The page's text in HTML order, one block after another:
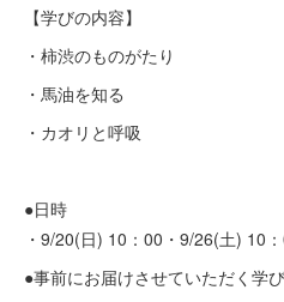
【学びの内容】
・柿渋のものがたり
・馬油を知る
・カオリと呼吸
●日時
・9/20(日) 10：00・9/26(土) 10
●事前にお届けさせていただく学